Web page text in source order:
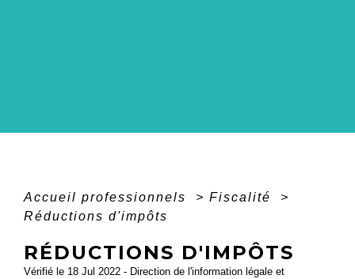
Accueil professionnels > Fiscalité
>
Réductions d'impôts
RÉDUCTIONS D'IMPÔTS
Vérifié le 18 Jul 2022 - Direction de l'information légale et